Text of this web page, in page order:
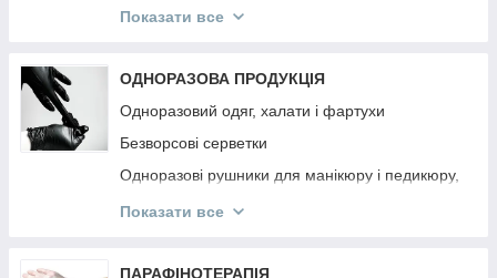
Підлокітники
Показати все
ОДНОРАЗОВА ПРОДУКЦІЯ
Одноразовий одяг, халати і фартухи
Безворсові серветки
Одноразові рушники для манікюру і педикюру,
Показати все
ПАРАФІНОТЕРАПІЯ